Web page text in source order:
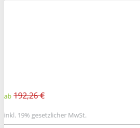
ab 192,26 €
inkl. 19% gesetzlicher MwSt.